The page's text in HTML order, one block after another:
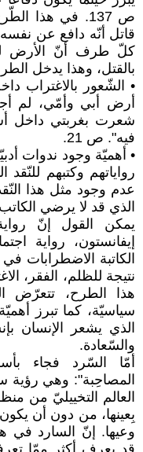
ص 137. في هذا
قاتل أنّه دافع عن
كلّ طرف أنّ الأرض
بالقتل، وهذا يدخل
• الشّعور بالاغتراب
أرض أبي وأمّي، لم
شعرت بغربتي داخل
فيه". ص 21.
• أهميّة وجود ندوات
رواياتهم وكتبهم للنّقد
عدم وجود مثل هذا
الذي قد لا يرضي
يمكن القول إنّ
إيفانستون، رواية
الكاتبة الاضطرابات
نتيجة للظلم، الفقر،
هذا الطرح، تتعرّض
سياسيّة، كما تبرز
الذي يشعر الإنسان
والسّعادة.
أمّا السّرد فجاء
المصاحِبة": وهي رؤية
العالم التخييليّ من
بِعينها، من دون أن
وعيها. إنّ السارد في